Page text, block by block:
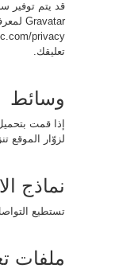
تعليقك.
وسائط
لزوّار الموقع
نماذج
تستطيع
ملفات